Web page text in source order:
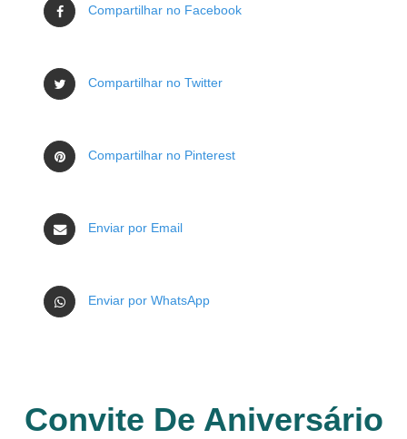
Compartilhar no Facebook
Compartilhar no Twitter
Compartilhar no Pinterest
Enviar por Email
Enviar por WhatsApp
Convite De Aniversário